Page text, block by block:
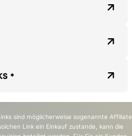
*
sind möglicherweise sogenannte Affiliate
Link ein Einkauf zustande, kann die